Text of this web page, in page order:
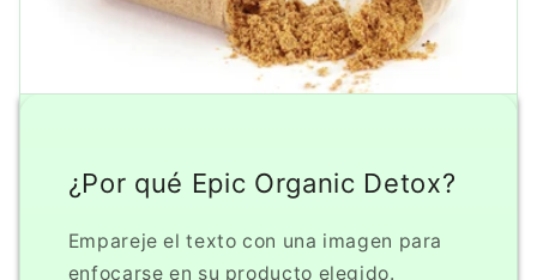
¿Por qué Epic Organic Detox?
Empareje el texto con una imagen para
enfocarse en su producto elegido.